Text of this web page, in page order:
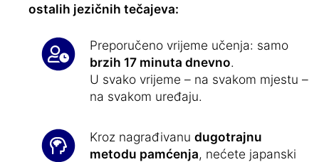
ostalih jezičnih tečajeva:
Preporučeno vrijeme učenja: samo
brzih 17 minuta dnevno.
U svako vrijeme – na svakom mjestu –
na svakom uređaju.
Kroz nagrađivanu dugotrajnu
metodu pamćenja, nećete japanski